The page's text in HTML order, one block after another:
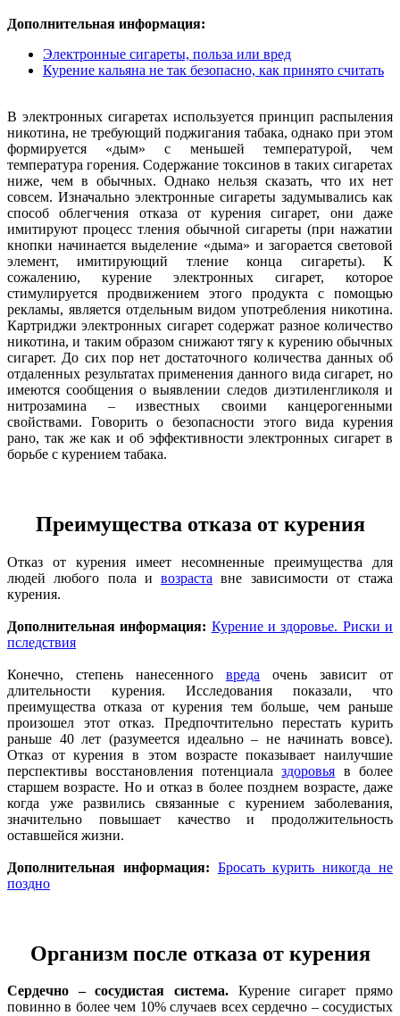
Дополнительная информация:
Электронные сигареты, польза или вред
Курение кальяна не так безопасно, как принято считать
В электронных сигаретах используется принцип распыления
никотина, не требующий поджигания табака, однако при этом
формируется «дым» с меньшей температурой, чем
температура горения. Содержание токсинов в таких сигаретах
ниже, чем в обычных. Однако нельзя сказать, что их нет
совсем. Изначально электронные сигареты задумывались как
способ облегчения отказа от курения сигарет, они даже
имитируют процесс тления обычной сигареты (при нажатии
кнопки начинается выделение «дыма» и загорается световой
элемент, имитирующий тление конца сигареты). К
сожалению, курение электронных сигарет, которое
стимулируется продвижением этого продукта с помощью
рекламы, является отдельным видом употребления никотина.
Картриджи электронных сигарет содержат разное количество
никотина, и таким образом снижают тягу к курению обычных
сигарет. До сих пор нет достаточного количества данных об
отдаленных результатах применения данного вида сигарет, но
имеются сообщения о выявлении следов диэтиленгликоля и
нитрозамина – известных своими канцерогенными
свойствами. Говорить о безопасности этого вида курения
рано, так же как и об эффективности электронных сигарет в
борьбе с курением табака.
Преимущества отказа от курения
Отказ от курения имеет несомненные преимущества для
людей любого пола и возраста вне зависимости от стажа
курения.
Дополнительная информация: Курение и здоровье. Риски и
пследствия
Конечно, степень нанесенного вреда очень зависит от
длительности курения. Исследования показали, что
преимущества отказа от курения тем больше, чем раньше
произошел этот отказ. Предпочтительно перестать курить
раньше 40 лет (разумеется идеально – не начинать вовсе).
Отказ от курения в этом возрасте показывает наилучшие
перспективы восстановления потенциалаздоровья в более
старшем возрасте. Но и отказ в более позднем возрасте, даже
когда уже развились связанные с курением заболевания,
значительно повышает качество и продолжительность
оставшейся жизни.
Дополнительная информация: Бросать курить никогда не
поздно
Организм после отказа от курения
Сердечно – сосудистая система. Курение сигарет прямо
повинно в более чем 10% случаев всех сердечно – сосудистых